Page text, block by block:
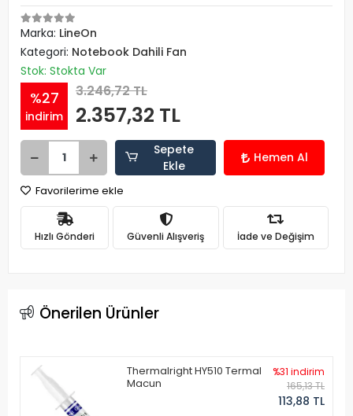
Marka: LineOn
Kategori: Notebook Dahili Fan
Stok: Stokta Var
%27
indirim
3.246,72 TL
2.357,32 TL
Sepete
Ekle
Hemen Al
Favorilerime ekle
Hızlı Gönderi Güvenli Alışveriş İade ve Değişim
Önerilen Ürünler
Thermalright HY510 Termal
Macun
%31 indirim
165,13 TL
113,88 TL